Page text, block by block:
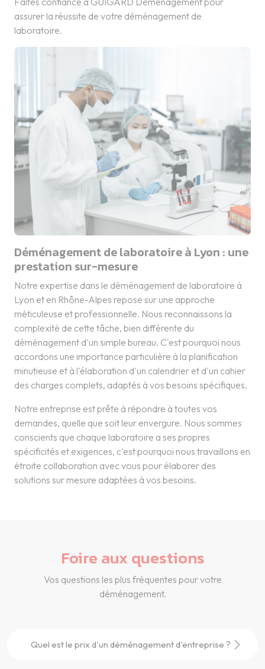
assurer la réussite de votre déménagement de
laboratoire.
Déménagement de laboratoire à Lyon : une
prestation sur-mesure
Notre expertise dans le déménagement de laboratoire à
Lyon et en Rhône-Alpes repose sur une approche
méticuleuse et professionnelle. Nous reconnaissons la
complexité de cette tâche, bien différente du
déménagement d'un simple bureau. C'est pourquoi nous
accordons une importance particulière à la planification
minutieuse et à l'élaboration d'un calendrier et d'un cahier
des charges complets, adaptés à vos besoins spécifiques.
Notre entreprise est prête à répondre à toutes vos
demandes, quelle que soit leur envergure. Nous sommes
conscients que chaque laboratoire a ses propres
spécificités et exigences, c'est pourquoi nous travaillons en
étroite collaboration avec vous pour élaborer des
solutions sur mesure adaptées à vos besoins.
Foire aux questions
Vos questions les plus fréquentes pour votre
déménagement.
Quel est le prix d'un déménagement d'entreprise ?